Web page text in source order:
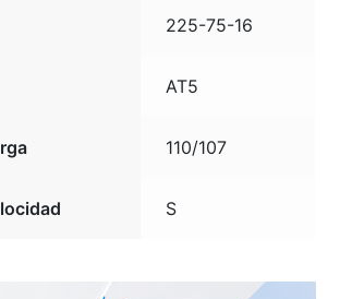
225-75-16
AT5
110/107
S